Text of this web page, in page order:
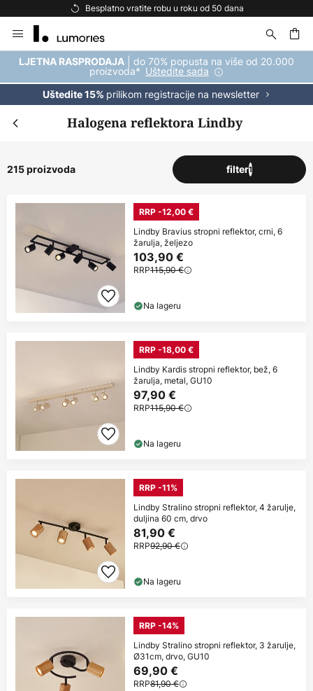
Besplatna dostava za kupnju iznad 69 €
to
Content
LJETNA RASPRODAJA | do 70% popusta na više od 20.000
proizvoda* Uštedite sada
Uštedite 15% prilikom registracije na newsletter
Halogena reflektora Lindby
215 proizvoda filter1
RRP -12,00 €
Lindby Bravius stropni reflektor, crni, 6
žarulja, željezo
103,90 €
RRP115,90 €
Na lageru
RRP -18,00 €
Lindby Kardis stropni reflektor, bež, 6
žarulja, metal, GU10
97,90 €
RRP115,90 €
Na lageru
RRP -11%
Lindby Stralino stropni reflektor, 4 žarulje,
duljina 60 cm, drvo
81,90 €
RRP92,90 €
Na lageru
RRP -14%
Lindby Stralino stropni reflektor, 3 žarulje,
Ø31cm, drvo, GU10
69,90 €
RRP81,90 €